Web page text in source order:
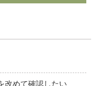
改めて確認したい